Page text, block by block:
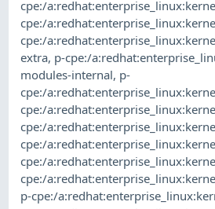
cpe:/
cpe:/
cpe:/
extra, p-cpe:/
modules-internal, p-
cpe:/
cpe:/
cpe:/
cpe:/
cpe:/
cpe:/
p-cpe:/